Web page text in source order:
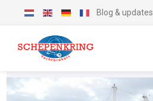
Blog & updates